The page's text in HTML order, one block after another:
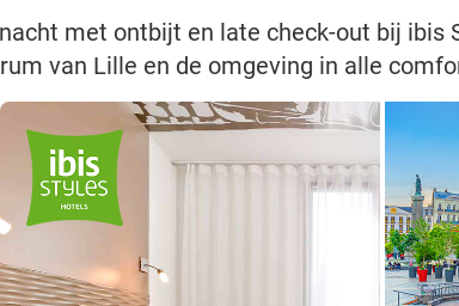
met ontbijt en late check-out bij ibis
van Lille en de omgeving in alle